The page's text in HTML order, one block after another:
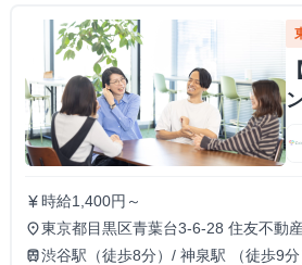
currency_yen時給1,400円～
place東京都目黒区青葉台3-6-28 住友不動
train渋谷駅（徒歩8分）/ 神泉駅 （徒歩9分